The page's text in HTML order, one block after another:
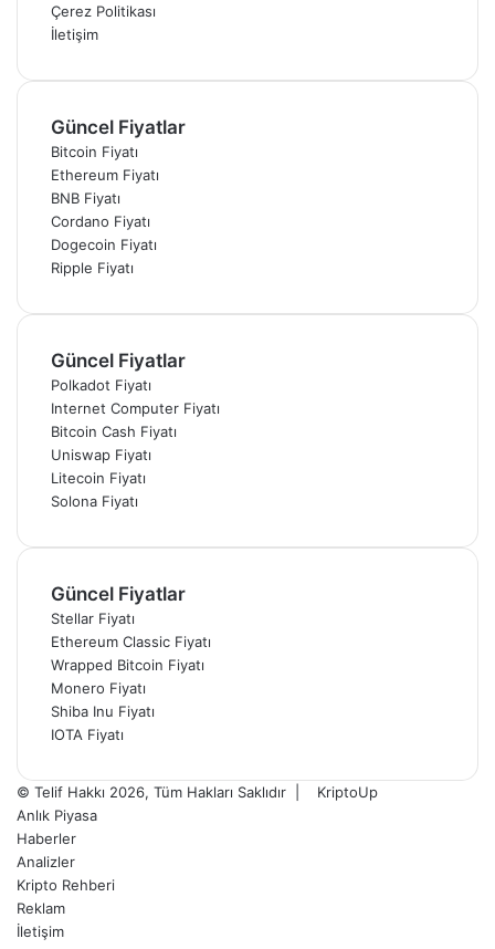
Çerez Politikası
İletişim
Güncel Fiyatlar
Bitcoin Fiyatı
Ethereum Fiyatı
BNB Fiyatı
Cordano Fiyatı
Dogecoin Fiyatı
Ripple Fiyatı
Güncel Fiyatlar
Polkadot Fiyatı
Internet Computer Fiyatı
Bitcoin Cash Fiyatı
Uniswap Fiyatı
Litecoin Fiyatı
Solona Fiyatı
Güncel Fiyatlar
Stellar Fiyatı
Ethereum Classic Fiyatı
Wrapped Bitcoin Fiyatı
Monero Fiyatı
Shiba Inu Fiyatı
IOTA Fiyatı
© Telif Hakkı 2026, Tüm Hakları Saklıdır |
KriptoUp
Anlık Piyasa
Haberler
Analizler
Kripto Rehberi
Reklam
İletişim